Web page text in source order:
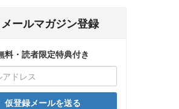
メールマガジン登録
料・読者限定特典付き
仮登録メールを送る